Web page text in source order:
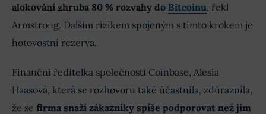
alokování zhruba 80 % rozvahy do Bitcoinu, řekl
Armstrong. Dalším rizikem spojeným s tímto krokem je
hotovostní rezerva.
Finanční ředitelka společnosti Coinbase, Alesia
Haasová, která se rozhovoru také účastnila, zdůraznila,
že se firma snaží zákazníky spíše podporovat než jim